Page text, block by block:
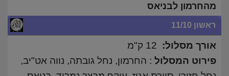
מהחרמון לבניאס
ראשון 11/10
אורך מסלול:
פירוט המסלול : החרמון, נחל גובתה, נווה אט"יב,